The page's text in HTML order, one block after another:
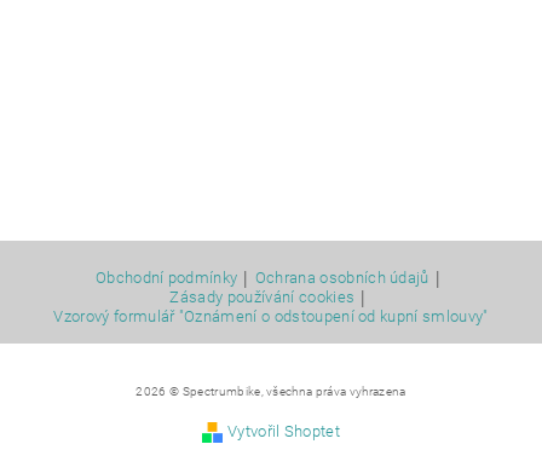
Obchodní podmínky | Ochrana osobních údajů |
Zásady používání cookies |
Vzorový formulář "Oznámení o odstoupení od kupní smlouvy"
2026 © Spectrumbike, všechna práva vyhrazena
Vytvořil Shoptet